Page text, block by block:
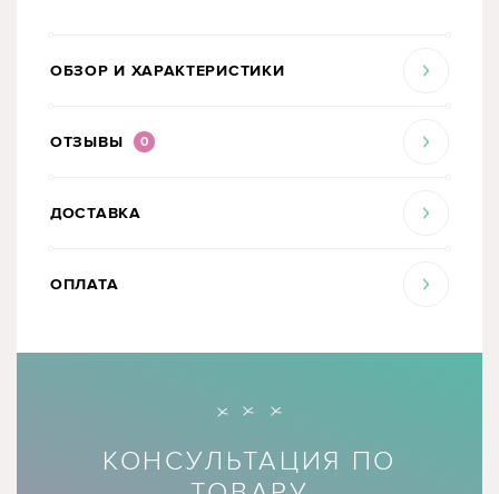
ОБЗОР И ХАРАКТЕРИСТИКИ
ОТЗЫВЫ 0
ДОСТАВКА
ОПЛАТА
КОНСУЛЬТАЦИЯ ПО